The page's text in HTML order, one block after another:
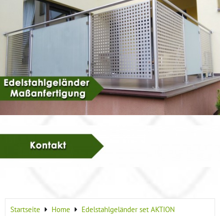
Startseite Home Edelstahlgeländer set AKTION